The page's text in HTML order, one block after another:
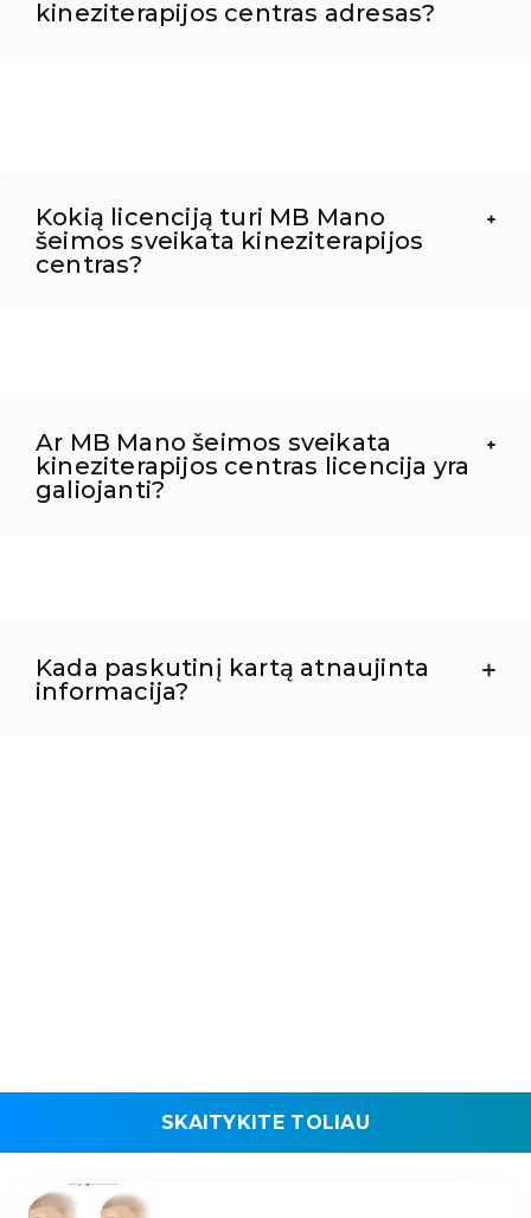
kineziterapijos centras adresas?
Kokią licenciją turi MB Mano
šeimos sveikata kineziterapijos
centras?
Ar MB Mano šeimos sveikata
kineziterapijos centras licencija yra
galiojanti?
Kada paskutinį kartą atnaujinta
informacija?
SKAITYKITE TOLIAU